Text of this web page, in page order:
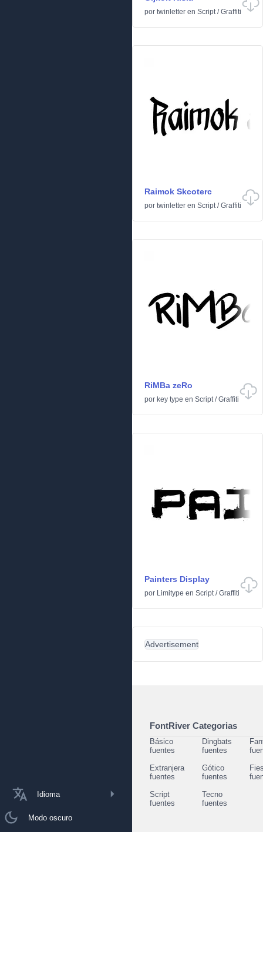
Idioma
Modo oscuro
por twinletter en Script/Graffiti
Raimok Skcoterc
por twinletter en Script/Graffiti
RiMBa zeRo
por key type en Script/Graffiti
Painters Display
por Limitype en Script/Graffiti
Advertisement
FontRiver Categorias
Básico
fuentes
Dingbats
fuentes
Extranjera
fuentes
Gótico
fuentes
Script
fuentes
Tecno
fuentes